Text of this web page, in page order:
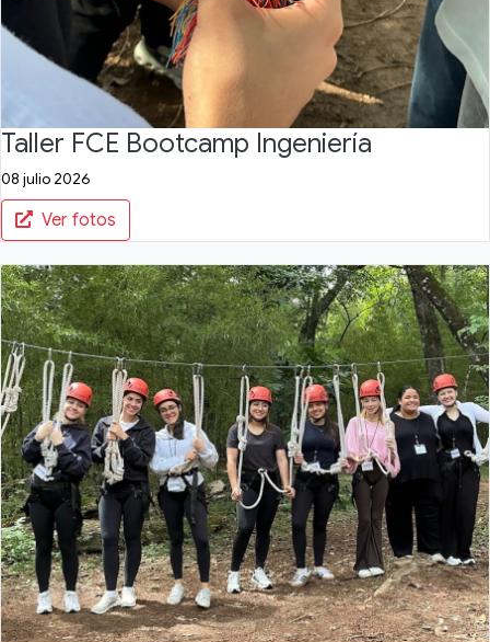
Taller FCE Bootcamp Ingeniería
08 julio 2026
Ver fotos